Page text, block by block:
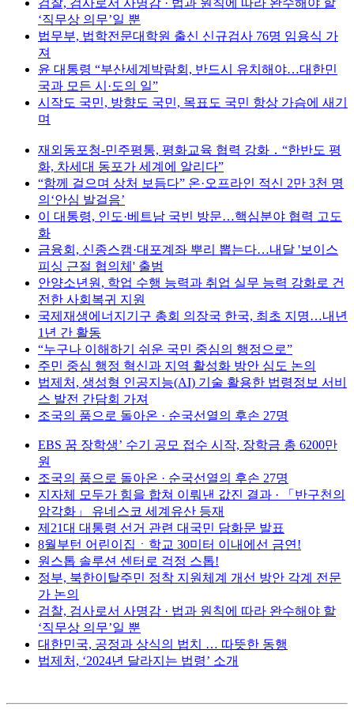
‘직무상 의무’일 뿐
법무부, 법학전문대학원 출신 신규검사 76명 임용식 가
져
윤 대통령 “부산세계박람회, 반드시 유치해야…대한민
국과 모든 시·도의 일”
시작도 국민, 방향도 국민, 목표도 국민 항상 가슴에 새기
며
재외동포청-민주평통, 평화교육 협력 강화 ․ “한반도 평
화, 차세대 동포가 세계에 알리다”
“함께 걸으며 상처 보듬다” 온·오프라인 적신 2만 3천 명
의‘안심 발걸음’
이 대통령, 인도·베트남 국빈 방문…핵심분야 협력 고도
화
금융회, 신종스캠·대포계좌 뿌리 뽑는다…내달 '보이스
피싱 근절 협의체' 출범
안양소년원, 학업 수행 능력과 취업 실무 능력 강화로 건
전한 사회복귀 지원
국제재생에너지기구 총회 의장국 한국, 최초 지명…내년
1년 간 활동
“누구나 이해하기 쉬운 국민 중심의 행정으로”
주민 중심 행정 혁신과 지역 활성화 방안 심도 논의
법제처, 생성형 인공지능(AI) 기술 활용한 법령정보 서비
스 발전 간담회 가져
조국의 품으로 돌아온 · 순국선열의 후손 27명
EBS 꿈 장학생’ 수기 공모 접수 시작, 장학금 총 6200만
원
조국의 품으로 돌아온 · 순국선열의 후손 27명
지자체 모두가 힘을 합쳐 이뤄낸 값진 결과 · 「반구천의
암각화」 유네스코 세계유산 등재
제21대 대통령 선거 관련 대국민 담화문 발표
8월부턴 어린이집ㆍ학교 30미터 이내에선 금연!
원스톱 솔루션 센터로 걱정 스톱!
정부, 북한이탈주민 정착 지원체계 개선 방안 각계 전문
가 논의
검찰, 검사로서 사명감 · 법과 원칙에 따라 완수해야 할
‘직무상 의무’일 뿐
대한민국, 공정과 상식의 법치 … 따뜻한 동행
법제처, ‘2024년 달라지는 법령’ 소개